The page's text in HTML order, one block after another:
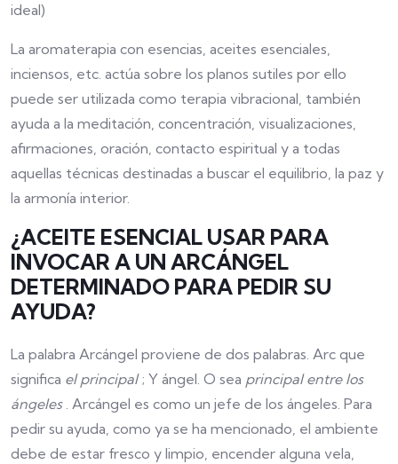
ideal)
La aromaterapia con esencias, aceites esenciales,
inciensos, etc. actúa sobre los planos sutiles por ello
puede ser utilizada como terapia vibracional, también
ayuda a la meditación, concentración, visualizaciones,
afirmaciones, oración, contacto espiritual y a todas
aquellas técnicas destinadas a buscar el equilibrio, la paz y
la armonía interior.
¿ACEITE ESENCIAL USAR PARA
INVOCAR A UN ARCÁNGEL
DETERMINADO PARA PEDIR SU
AYUDA?
La palabra Arcángel proviene de dos palabras. Arc que
significa el principal; Y ángel. O sea principal entre los
ángeles. Arcángel es como un jefe de los ángeles. Para
pedir su ayuda, como ya se ha mencionado, el ambiente
debe de estar fresco y limpio, encender alguna vela,